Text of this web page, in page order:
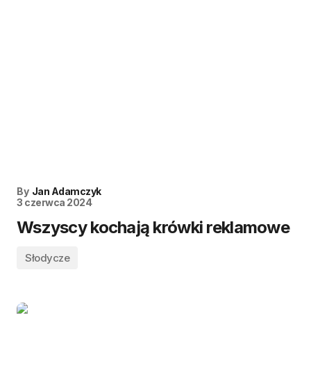
By Jan Adamczyk
3 czerwca 2024
Wszyscy kochają krówki reklamowe
Słodycze